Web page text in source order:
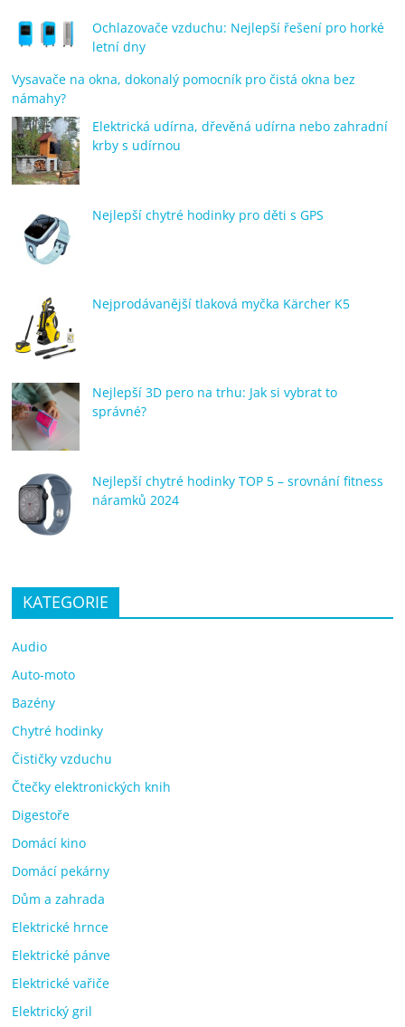
Ochlazovače vzduchu: Nejlepší řešení pro horké
letní dny
Vysavače na okna, dokonalý pomocník pro čistá okna bez
námahy?
Elektrická udírna, dřevěná udírna nebo zahradní
krby s udírnou
Nejlepší chytré hodinky pro děti s GPS
Nejprodávanější tlaková myčka Kärcher K5
Nejlepší 3D pero na trhu: Jak si vybrat to
správné?
Nejlepší chytré hodinky TOP 5 – srovnání fitness
náramků 2024
KATEGORIE
Audio
Auto-moto
Bazény
Chytré hodinky
Čističky vzduchu
Čtečky elektronických knih
Digestoře
Domácí kino
Domácí pekárny
Dům a zahrada
Elektrické hrnce
Elektrické pánve
Elektrické vařiče
Elektrický gril